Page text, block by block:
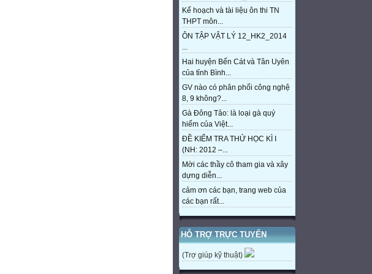
Kế hoạch và tài liệu ôn thi TN
THPT môn...
ÔN TẬP VẬT LÝ 12_HK2_2014
...
Hai huyện Bến Cát và Tân Uyên
của tỉnh Bình...
GV nào có phân phối công nghệ
8, 9 không?...
Gà Đông Tảo: là loại gà quý
hiếm của Việt...
ĐỀ KIỂM TRA THỬ HỌC KÌ I
(NH: 2012 –...
Mời các thầy cô tham gia và xây
dựng diễn...
cảm ơn các bạn, trang web của
các bạn rất...
HỖ TRỢ TRỰC TUYẾN
(Trợ giúp kỹ thuật)